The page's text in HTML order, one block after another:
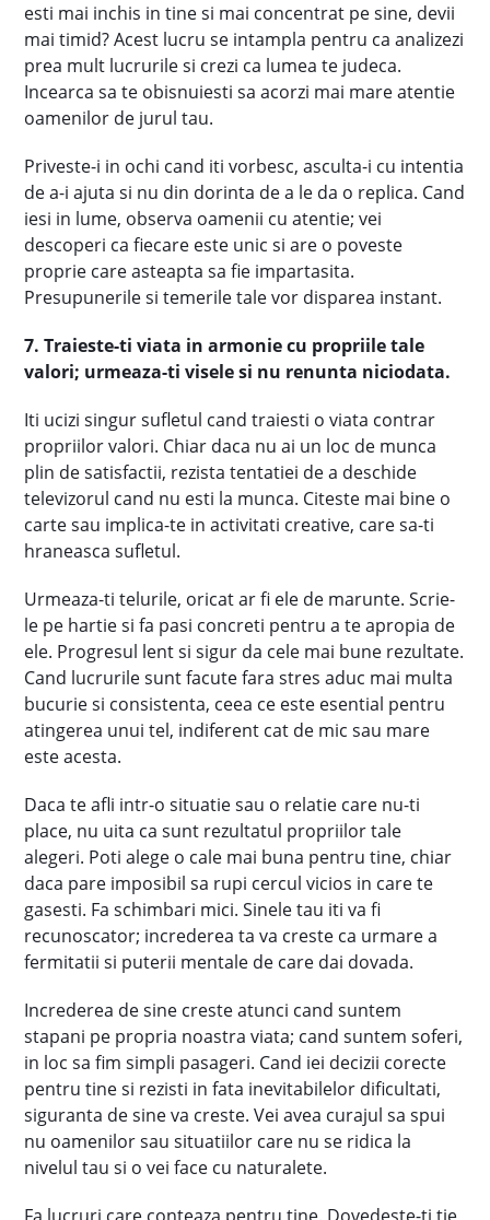
esti mai inchis in tine si mai concentrat pe sine, devii
mai timid? Acest lucru se intampla pentru ca analizezi
prea mult lucrurile si crezi ca lumea te judeca.
Incearca sa te obisnuiesti sa acorzi mai mare atentie
oamenilor de jurul tau.
Priveste-i in ochi cand iti vorbesc, asculta-i cu intentia
de a-i ajuta si nu din dorinta de a le da o replica. Cand
iesi in lume, observa oamenii cu atentie; vei
descoperi ca fiecare este unic si are o poveste
proprie care asteapta sa fie impartasita.
Presupunerile si temerile tale vor disparea instant.
7. Traieste-ti viata in armonie cu propriile tale
valori; urmeaza-ti visele si nu renunta niciodata.
Iti ucizi singur sufletul cand traiesti o viata contrar
propriilor valori. Chiar daca nu ai un loc de munca
plin de satisfactii, rezista tentatiei de a deschide
televizorul cand nu esti la munca. Citeste mai bine o
carte sau implica-te in activitati creative, care sa-ti
hraneasca sufletul.
Urmeaza-ti telurile, oricat ar fi ele de marunte. Scrie-
le pe hartie si fa pasi concreti pentru a te apropia de
ele. Progresul lent si sigur da cele mai bune rezultate.
Cand lucrurile sunt facute fara stres aduc mai multa
bucurie si consistenta, ceea ce este esential pentru
atingerea unui tel, indiferent cat de mic sau mare
este acesta.
Daca te afli intr-o situatie sau o relatie care nu-ti
place, nu uita ca sunt rezultatul propriilor tale
alegeri. Poti alege o cale mai buna pentru tine, chiar
daca pare imposibil sa rupi cercul vicios in care te
gasesti. Fa schimbari mici. Sinele tau iti va fi
recunoscator; increderea ta va creste ca urmare a
fermitatii si puterii mentale de care dai dovada.
Increderea de sine creste atunci cand suntem
stapani pe propria noastra viata; cand suntem soferi,
in loc sa fim simpli pasageri. Cand iei decizii corecte
pentru tine si rezisti in fata inevitabilelor dificultati,
siguranta de sine va creste. Vei avea curajul sa spui
nu oamenilor sau situatiilor care nu se ridica la
nivelul tau si o vei face cu naturalete.